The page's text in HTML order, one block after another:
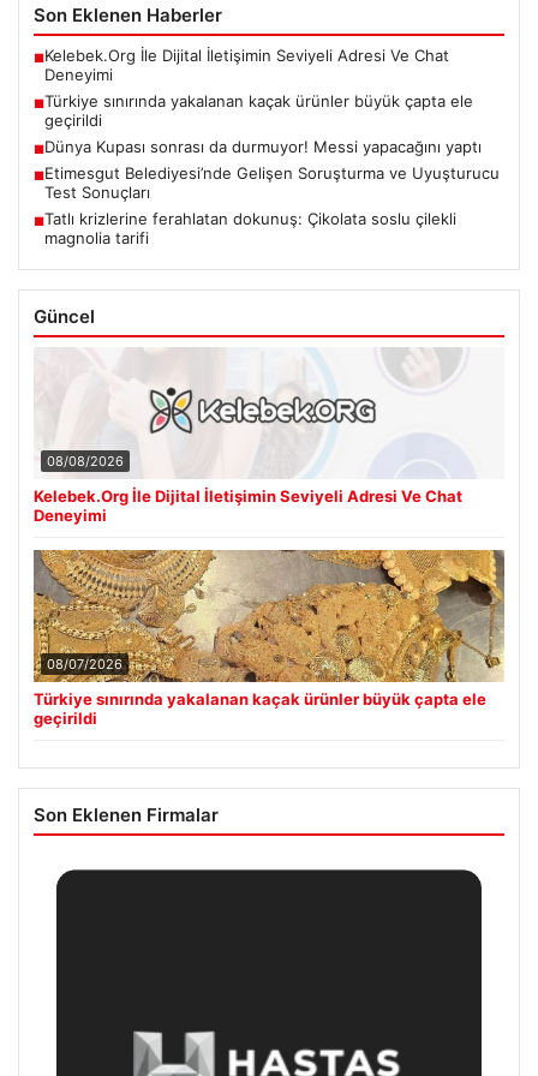
Son Eklenen Haberler
■Kelebek.Org İle Dijital İletişimin Seviyeli Adresi Ve Chat
Deneyimi
■Türkiye sınırında yakalanan kaçak ürünler büyük çapta ele
geçirildi
■Dünya Kupası sonrası da durmuyor! Messi yapacağını yaptı
■Etimesgut Belediyesi’nde Gelişen Soruşturma ve Uyuşturucu
Test Sonuçları
■Tatlı krizlerine ferahlatan dokunuş: Çikolata soslu çilekli
magnolia tarifi
Güncel
08/08/2026
Kelebek.Org İle Dijital İletişimin Seviyeli Adresi Ve Chat
Deneyimi
08/07/2026
Türkiye sınırında yakalanan kaçak ürünler büyük çapta ele
geçirildi
Son Eklenen Firmalar